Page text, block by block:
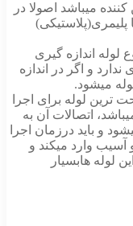
میباشد اصولا در
پلیمری(پلاستیکی)
لوله اندازه گیری
و اگر در اندازه
میشود.
ترین لوله برای اجرا
اتصالات آن به
و باید درزمان اجرا
آسیب وارد میکند و
لوله هابسیار